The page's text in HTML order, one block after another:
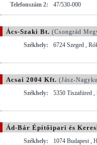
Telefonszám 2:
47/530-000
Ács-Szaki Bt. (Csongrád
Székhely:
6724 Szeged ,
Acsai 2004 Kft. (Jász-
Székhely:
5350 Tiszafüred ,
Ád-Bár Építőipari és
Székhely:
1074 Budapest ,